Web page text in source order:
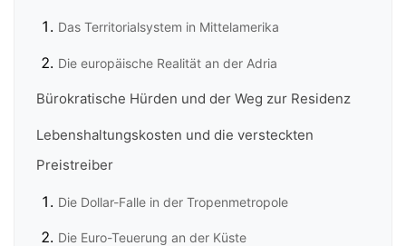
Das Territorialsystem in Mittelamerika
Die europäische Realität an der Adria
Bürokratische Hürden und der Weg zur Residenz
Lebenshaltungskosten und die versteckten
Preistreiber
Die Dollar-Falle in der Tropenmetropole
Die Euro-Teuerung an der Küste